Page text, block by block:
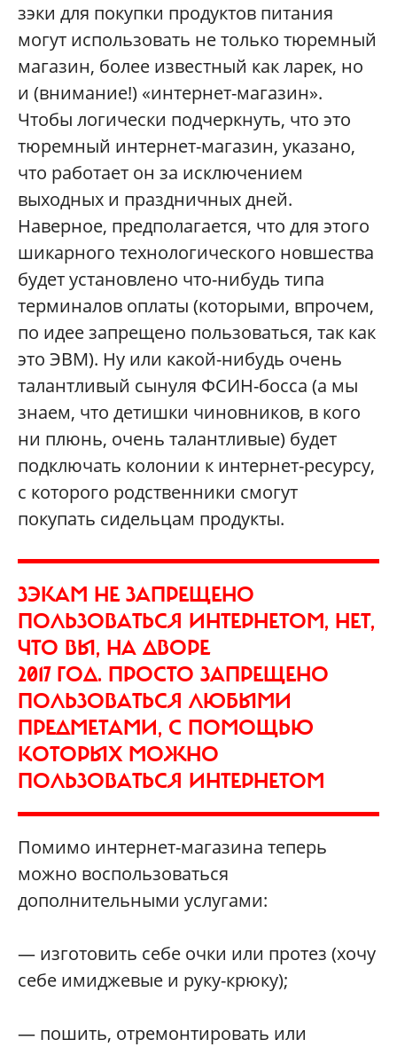
зэки для покупки продуктов питания
могут использовать не только тюремный
магазин, более известный как ларек, но
и (внимание!) «интернет-магазин».
Чтобы логически подчеркнуть, что это
тюремный интернет-магазин, указано,
что работает он за исключением
выходных и праздничных дней.
Наверное, предполагается, что для этого
шикарного технологического новшества
будет установлено что-нибудь типа
терминалов оплаты (которыми, впрочем,
по идее запрещено пользоваться, так как
это ЭВМ). Ну или какой-нибудь очень
талантливый сынуля ФСИН-босса (а мы
знаем, что детишки чиновников, в кого
ни плюнь, очень талантливые) будет
подключать колонии к интернет-ресурсу,
с которого родственники смогут
покупать сидельцам продукты.
ЗЭКАМ НЕ ЗАПРЕЩЕНО
ПОЛЬЗОВАТЬСЯ ИНТЕРНЕТОМ, НЕТ,
ЧТО ВЫ, НА ДВОРЕ
2017 ГОД. ПРОСТО ЗАПРЕЩЕНО
ПОЛЬЗОВАТЬСЯ ЛЮБЫМИ
ПРЕДМЕТАМИ, С ПОМОЩЬЮ
КОТОРЫХ МОЖНО
ПОЛЬЗОВАТЬСЯ ИНТЕРНЕТОМ
Помимо интернет-магазина теперь
можно воспользоваться
дополнительными услугами:
— изготовить себе очки или протез (хочу
себе имиджевые и руку-крюку);
— пошить, отремонтировать или